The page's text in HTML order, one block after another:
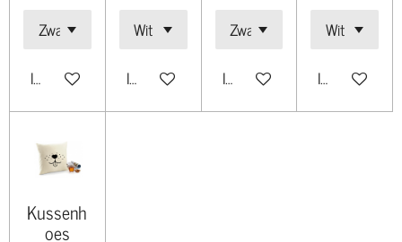
In winkelwagen In winkelwagen In winkelwagen In
Kussenh
oes